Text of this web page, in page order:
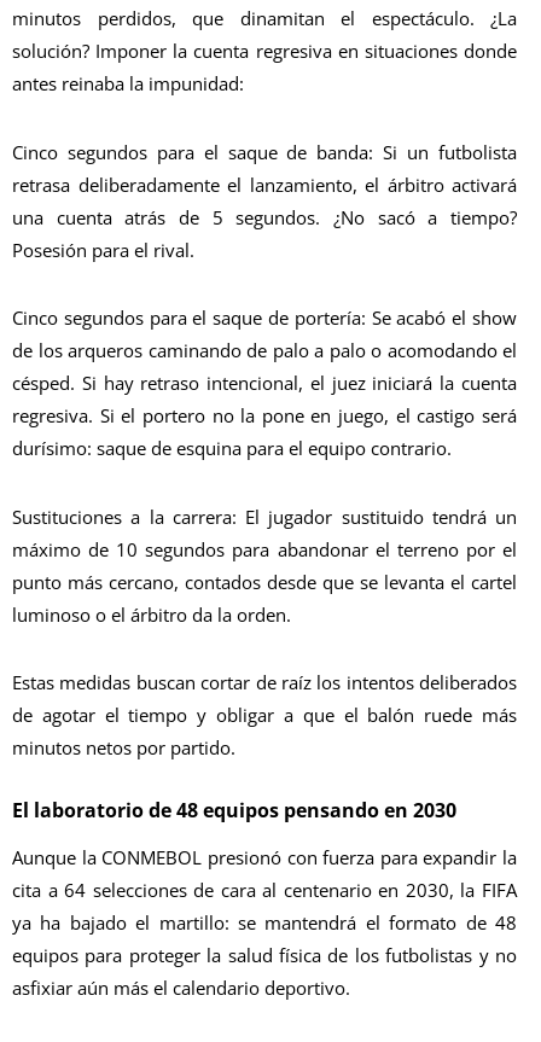
minutos perdidos, que dinamitan el espectáculo. ¿La
solución? Imponer la cuenta regresiva en situaciones donde
antes reinaba la impunidad:
​Cinco segundos para el saque de banda: Si un futbolista
retrasa deliberadamente el lanzamiento, el árbitro activará
una cuenta atrás de 5 segundos. ¿No sacó a tiempo?
Posesión para el rival.
​Cinco segundos para el saque de portería: Se acabó el show
de los arqueros caminando de palo a palo o acomodando el
césped. Si hay retraso intencional, el juez iniciará la cuenta
regresiva. Si el portero no la pone en juego, el castigo será
durísimo: saque de esquina para el equipo contrario.
​Sustituciones a la carrera: El jugador sustituido tendrá un
máximo de 10 segundos para abandonar el terreno por el
punto más cercano, contados desde que se levanta el cartel
luminoso o el árbitro da la orden.
​Estas medidas buscan cortar de raíz los intentos deliberados
de agotar el tiempo y obligar a que el balón ruede más
minutos netos por partido.
​El laboratorio de 48 equipos pensando en 2030
​Aunque la CONMEBOL presionó con fuerza para expandir la
cita a 64 selecciones de cara al centenario en 2030, la FIFA
ya ha bajado el martillo: se mantendrá el formato de 48
equipos para proteger la salud física de los futbolistas y no
asfixiar aún más el calendario deportivo.